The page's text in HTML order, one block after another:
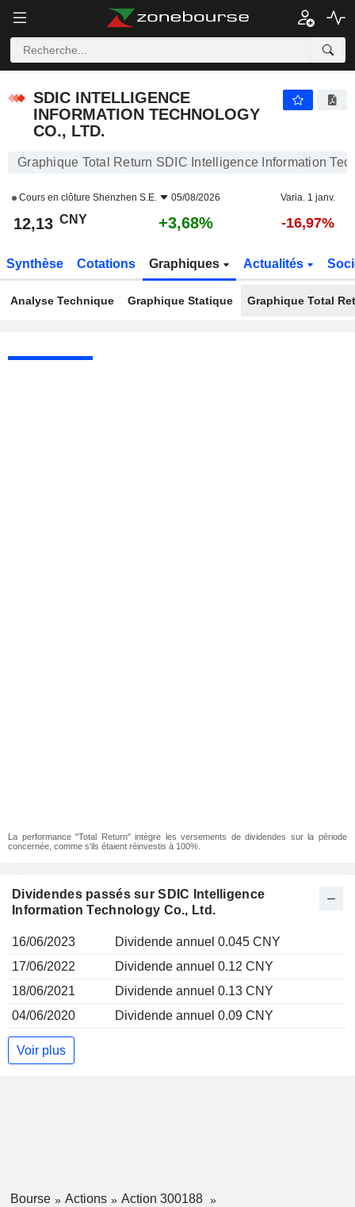
SDIC INTELLIGENCE
INFORMATION TECHNOLOGY
CO., LTD.
Graphique Total Return SDIC Intelligence Information
Cours en clôture Shenzhen S.E. 05/08/2026 Varia. 1 janv.
12,13 CNY +3,68% -16,97%
Synthèse Cotations Graphiques Actualités
Analyse Technique Graphique Statique Graphique Total
La performance "Total Return" intègre les versements de dividendes sur la période
concernée, comme s'ils étaient réinvestis à 100%.
Dividendes passés sur SDIC Intelligence
Information Technology Co., Ltd.
16/06/2023
Dividende annuel 0.045 CNY
17/06/2022
Dividende annuel 0.12 CNY
18/06/2021
Dividende annuel 0.13 CNY
04/06/2020
Dividende annuel 0.09 CNY
Voir plus
Bourse Actions
Action 300188